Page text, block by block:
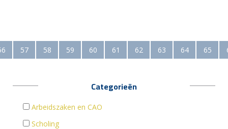
57 58 59 60 61 62 63 64 65
Categorieën
Arbeidszaken en CAO
Scholing